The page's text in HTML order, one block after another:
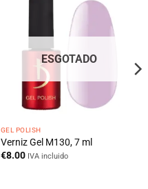
ESGOTADO
GEL POLISH
Verniz Gel M130, 7 ml
€8.00 IVA incluido